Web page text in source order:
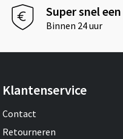
Super snel
Binnen 24 uur
Klantenservice
Contact
Retourneren